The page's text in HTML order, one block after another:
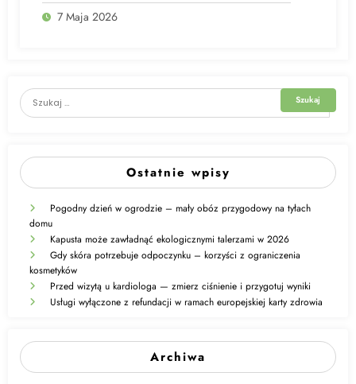
7 Maja 2026
Ostatnie wpisy
Pogodny dzień w ogrodzie – mały obóz przygodowy na tyłach
domu
Kapusta może zawładnąć ekologicznymi talerzami w 2026
Gdy skóra potrzebuje odpoczynku – korzyści z ograniczenia
kosmetyków
Przed wizytą u kardiologa — zmierz ciśnienie i przygotuj wyniki
Usługi wyłączone z refundacji w ramach europejskiej karty zdrowia
Archiwa